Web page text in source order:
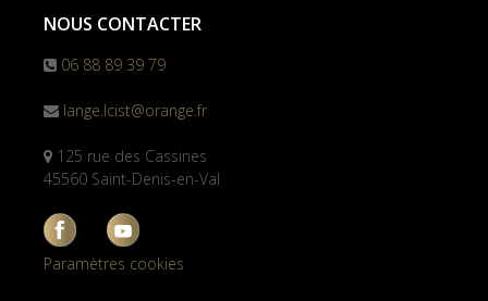
NOUS CONTACTER
06 88 89 39 79
lange.lcist@orange.fr
125 rue des Cassines
45560 Saint-Denis-en-Val
Paramètres cookies